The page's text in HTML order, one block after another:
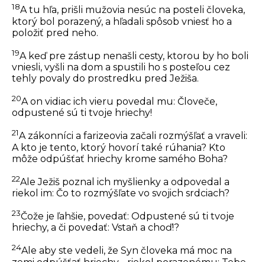
18A tu hľa, prišli mužovia nesúc na posteli človeka,
ktorý bol porazený, a hľadali spôsob vniesť ho a
položiť pred neho.
19A keď pre zástup nenašli cesty, ktorou by ho boli
vniesli, vyšli na dom a spustili ho s posteľou cez
tehly povaly do prostredku pred Ježiša.
20A on vidiac ich vieru povedal mu: Človeče,
odpustené sú ti tvoje hriechy!
21A zákonníci a farizeovia začali rozmýšľať a vraveli:
A kto je tento, ktorý hovorí také rúhania? Kto
môže odpúšťať hriechy krome samého Boha?
22Ale Ježiš poznal ich myšlienky a odpovedal a
riekol im: Čo to rozmýšľate vo svojich srdciach?
23Čože je ľahšie, povedať: Odpustené sú ti tvoje
hriechy, a či povedať: Vstaň a choď!?
24Ale aby ste vedeli, že Syn človeka má moc na